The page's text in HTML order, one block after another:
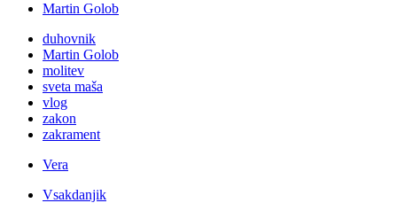
Martin Golob
duhovnik
Martin Golob
molitev
sveta maša
vlog
zakon
zakrament
Vera
Vsakdanjik